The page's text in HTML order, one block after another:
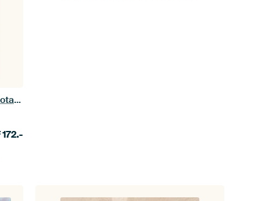
Gras in warmem Retro-Rot. Moderne botanische minimalistische Kunst.
172.-